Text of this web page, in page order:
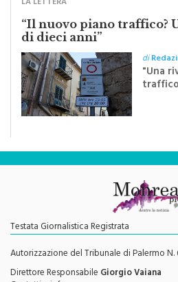
LA LETTERA
“Il nuovo piano traffico?
di dieci anni”
di
"Una
Testata Giornalistica Registrata
Autorizzazione del Tribunale di Palermo N.